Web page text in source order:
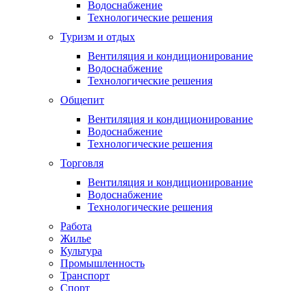
Водоснабжение
Технологические решения
Туризм и отдых
Вентиляция и кондиционирование
Водоснабжение
Технологические решения
Общепит
Вентиляция и кондиционирование
Водоснабжение
Технологические решения
Торговля
Вентиляция и кондиционирование
Водоснабжение
Технологические решения
Работа
Жилье
Культура
Промышленность
Транспорт
Спорт